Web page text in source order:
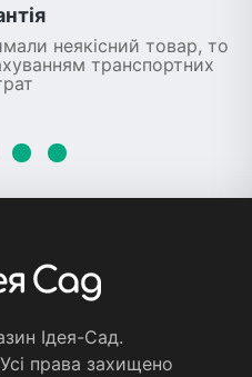
неякісний товар, то
транспортних
Iдея-Сад.
права захищено